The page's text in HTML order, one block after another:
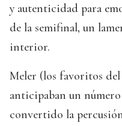
y autenticidad para
de la semifinal, un
interior.
Meler (los favoritos
anticipaban un
convertido la